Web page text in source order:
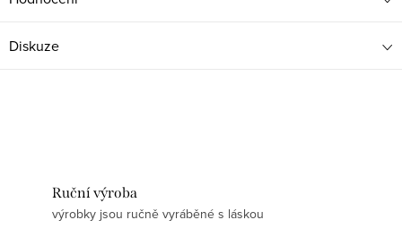
Diskuze
Ruční výroba
výrobky jsou ručně vyráběné s láskou